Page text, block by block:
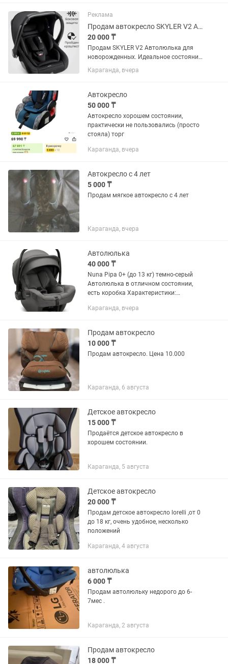
Реклама
Продам автокресло SKYLER V2 Автолюлька для новорожденных
20 000 ₸
Продам SKYLER V2 Автолюлька для
новорожденных. Идеальное состояние,
использовали раз 10. Продам за 20
тысяч.так стоит 40 тысяч. ссылка на вб
Возможен торг
Караганда, вчера
Автокресло
50 000 ₸
Автокресло хорошем состоянии,
практически не пользовались (просто
стояла) торг
Караганда, вчера
Автокресло с 4 лет
5 000 ₸
Продам мягкое автокресло с 4 лет
Караганда, вчера
Автолюлька
40 000 ₸
Nuna Pipa 0+ (до 13 кг) темно-серый
Автолюлька в отличном состоянии,
есть коробка Характеристики:
ремни трехточечные Регулируемая
Караганда, вчера
Продам автокресло
10 000 ₸
Продам автокресло. Цена 10.000
Караганда, 6 августа
Детское автокресло
15 000 ₸
Продаётся детское автокресло в
хорошем состоянии.
Караганда, 5 августа
Детское автокресло
20 000 ₸
Продам детское автокресло lorelli ,от 0
до 18 кг, очень удобное, несколько
положений
Караганда, 4 августа
автолюлька
6 000 ₸
Продам автолюльку недорого до 6-
7мес .
Караганда, 2 августа
Продам автокресло
18 000 ₸